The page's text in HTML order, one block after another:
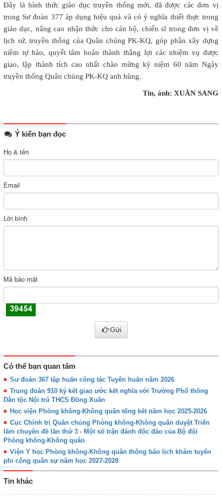
Đây là hình thức giáo dục truyền thống mới, đã được các đơn vị
trong Sư đoàn 377 áp dụng hiệu quả và có ý nghĩa thiết thực trong
giáo dục, nâng cao nhận thức cho cán bộ, chiến sĩ trong đơn vị về
lịch sử, truyền thống của Quân chủng PK-KQ, góp phần xây dựng
niềm tự hào, quyết tâm hoàn thành thắng lợi các nhiệm vụ được
giao, lập thành tích cao nhất chào mừng kỷ niệm 60 năm Ngày
truyền thống Quân chủng PK-KQ anh hùng.
Tin, ảnh: XUÂN SANG
Ý kiến bạn đọc
Họ & tên
Email
Lời bình
Mã bảo mật
Gửi
Có thể bạn quan tâm
Sư đoàn 367 tập huấn công tác Tuyên huấn năm 2026
Trung đoàn 910 ký kết giao ước kết nghĩa với Trường Phổ thông
Dân tộc Nội trú THCS Đồng Xuân
Học viện Phòng không-Không quân tổng kết năm học 2025-2026
Cục Chính trị Quân chủng Phòng không-Không quân duyệt Triển
lãm chuyên đề lần thứ 3 - Một số trận đánh độc đáo của Bộ đội
Phòng không-Không quân
Viện Y học Phòng không-Không quân thông báo lịch khám tuyển
phi công quân sự năm học 2027-2028
Tin khác